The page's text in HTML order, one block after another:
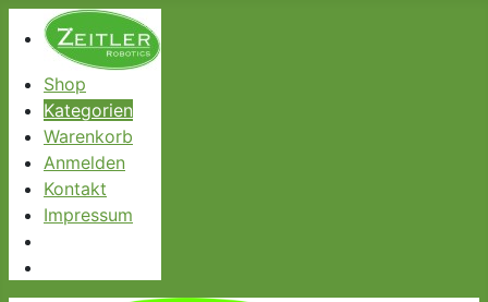
Shop
Kategorien
Warenkorb
Anmelden
Kontakt
Impressum